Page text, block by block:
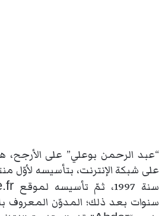
“عبد الرحمن بوعلي” على الأرجح،
على شبكة الإنترنت، بتأسيسه لأوّل
سنة 1997، ثمّ تأسيسه لموقع
سنوات بعد ذلك؛ المدوّن المعروف